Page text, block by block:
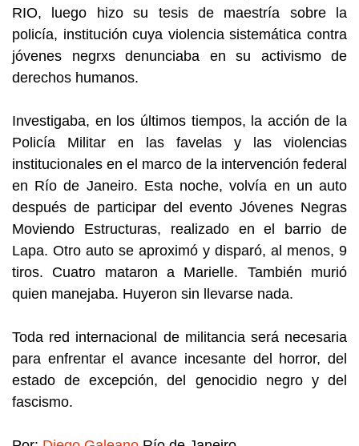
RIO, luego hizo su tesis de maestría sobre la
policía, institución cuya violencia sistemática contra
jóvenes negrxs denunciaba en su activismo de
derechos humanos.
Investigaba, en los últimos tiempos, la acción de la
Policía Militar en las favelas y las violencias
institucionales en el marco de la intervención federal
en Río de Janeiro. Esta noche, volvía en un auto
después de participar del evento Jóvenes Negras
Moviendo Estructuras, realizado en el barrio de
Lapa. Otro auto se aproximó y disparó, al menos, 9
tiros. Cuatro mataron a Marielle. También murió
quien manejaba. Huyeron sin llevarse nada.
Toda red internacional de militancia será necesaria
para enfrentar el avance incesante del horror, del
estado de excepción, del genocidio negro y del
fascismo.